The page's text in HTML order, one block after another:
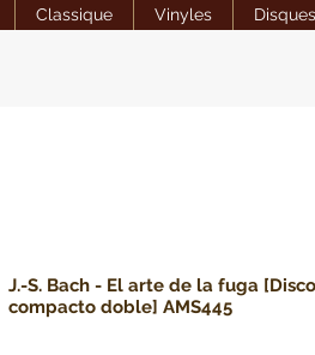
Classique Vinyles
J.-S. Bach - El arte de la fuga [Disco
compacto doble] AMS445